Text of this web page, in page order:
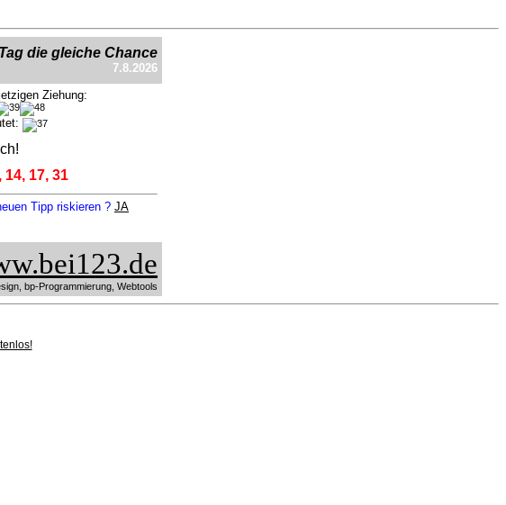
die gleiche Chance
7.8.2026
Ziehung:
14, 17, 31
Tipp riskieren ? JA
bp-Programmierung, Webtools